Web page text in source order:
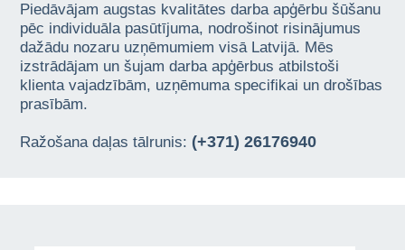
Piedāvājam augstas kvalitātes darba apģērbu šūšanu
pēc individuāla pasūtījuma, nodrošinot risinājumus
dažādu nozaru uzņēmumiem visā Latvijā. Mēs
izstrādājam un šujam darba apģērbus atbilstoši
klienta vajadzībām, uzņēmuma specifikai un drošības
prasībām.
Ražošana daļas tālrunis: (+371) 26176940